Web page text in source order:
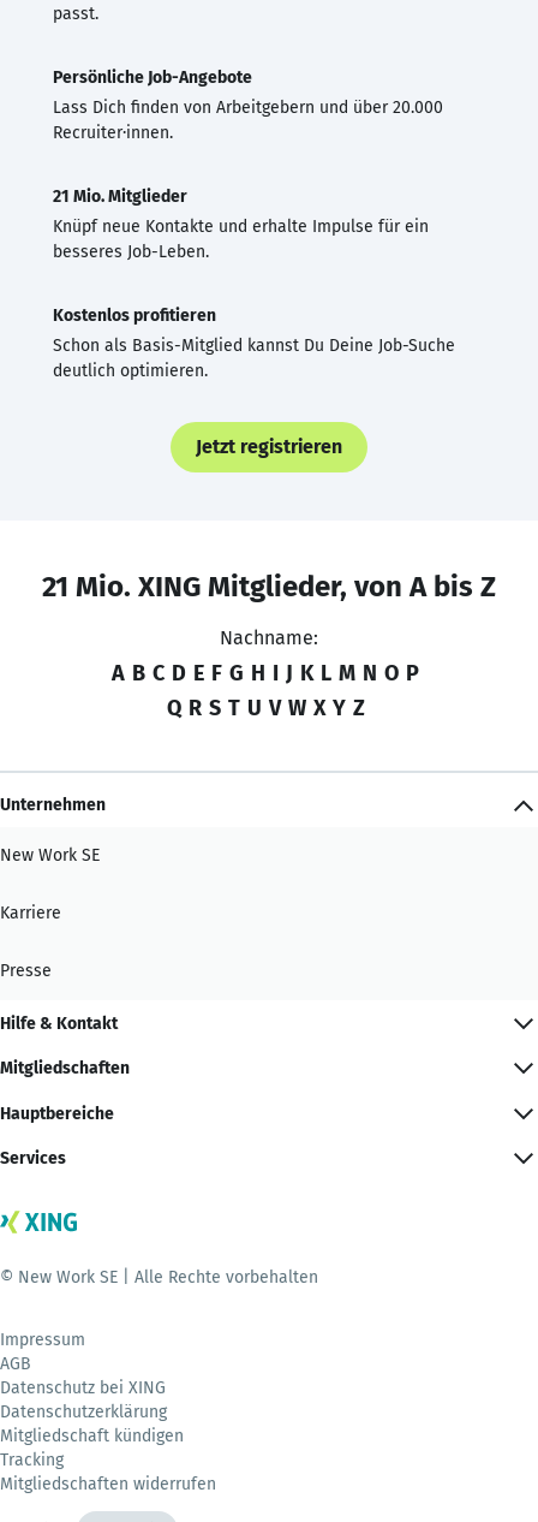
passt.
Persönliche Job-Angebote
Lass Dich finden von Arbeitgebern und über 20.000
Recruiter·innen.
21 Mio. Mitglieder
Knüpf neue Kontakte und erhalte Impulse für ein
besseres Job-Leben.
Kostenlos profitieren
Schon als Basis-Mitglied kannst Du Deine Job-Suche
deutlich optimieren.
Jetzt registrieren
21 Mio. XING Mitglieder, von A bis Z
Nachname:
A B C D E F G H I J K L M N O P
Q R S T U V W X Y Z
Unternehmen
New Work SE
Karriere
Presse
Hilfe & Kontakt
Mitgliedschaften
Hauptbereiche
Services
© New Work SE | Alle Rechte vorbehalten
Impressum
AGB
Datenschutz bei XING
Datenschutzerklärung
Mitgliedschaft kündigen
Tracking
Mitgliedschaften widerrufen